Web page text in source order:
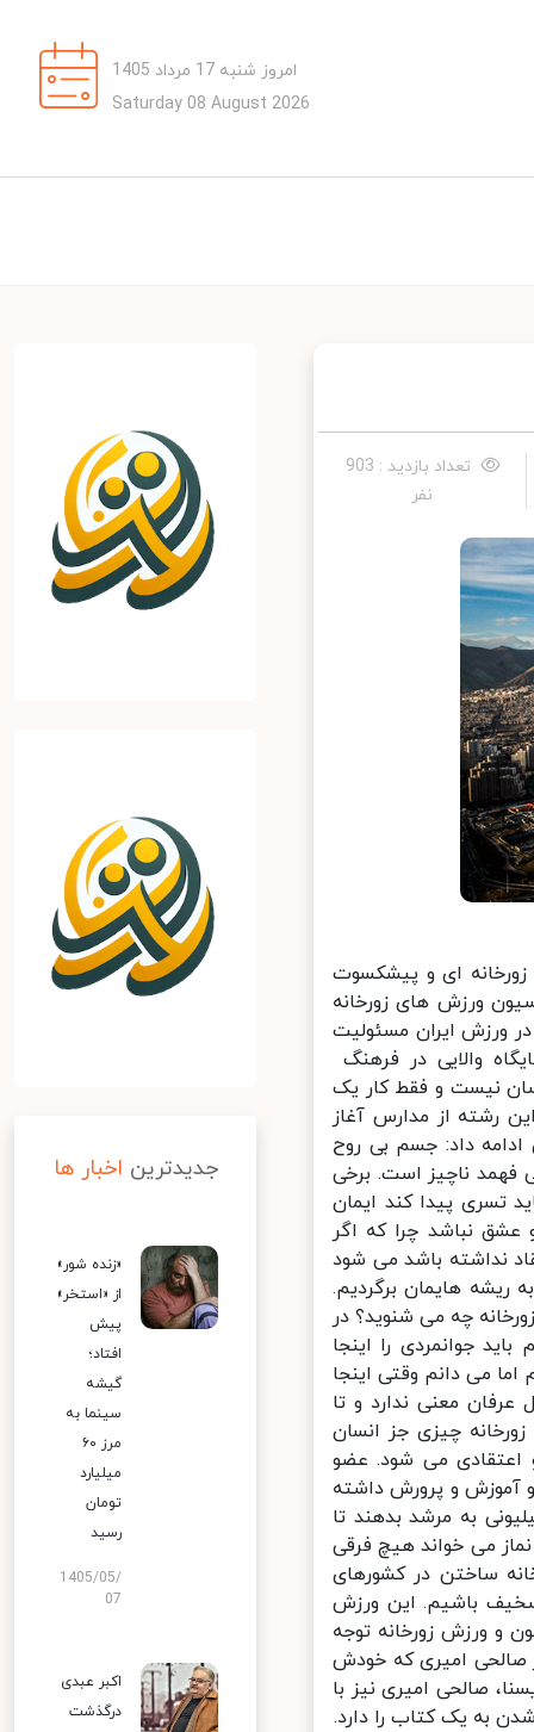
امروز شنبه 17 مرداد 1405
Saturday 08 August 2026
تعداد بازدید : 903
نفر
ای و پیشکسوت
ورزش های زورخانه
ورزش ایران مسئولیت
والایی در فرهنگ
نیست و فقط کار یک
رشته از مدارس آغاز
داد: جسم بی روح
ناچیز است. برخی
تسری پیدا کند ایمان
نباشد چرا که اگر
نداشته باشد می شود
هایمان برگردیم.
چه می شنوید؟ در
جوانمردی را اینجا
می دانم وقتی اینجا
معنی ندارد و تا
چیزی جز انسان
می شود. عضو
آموزش و پرورش داشته
به مرشد بدهند تا
می خواند هیچ فرقی
ساختن در کشورهای
باشیم. این ورزش
ورزش زورخانه توجه
صالحی امیری که خودش
صالحی امیری نیز با
به یک کتاب را دارد.
جدیدترین اخبار ها
«زنده شور»
از «استخر»
پیش
افتاد؛
گیشه
سینما به
مرز ۶۰
میلیارد
تومان
رسید
1405/05/
07
اکبر عبدی
درگذشت